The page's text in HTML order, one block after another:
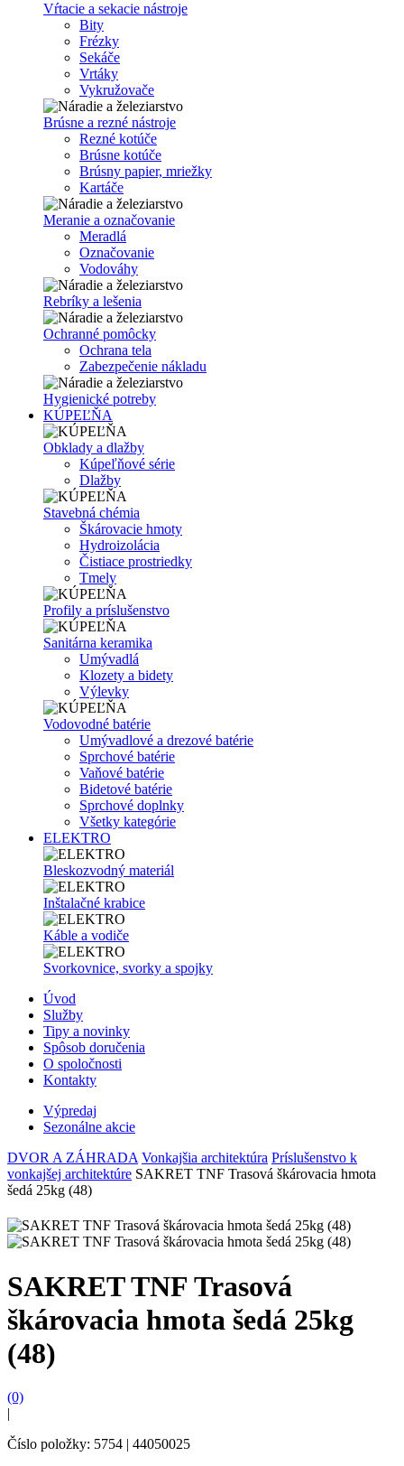
Vŕtacie a sekacie nástroje
Bity
Frézky
Sekáče
Vrtáky
Vykružovače
Brúsne a rezné nástroje
Rezné kotúče
Brúsne kotúče
Brúsny papier, mriežky
Kartáče
Meranie a označovanie
Meradlá
Označovanie
Vodováhy
Rebríky a lešenia
Ochranné pomôcky
Ochrana tela
Zabezpečenie nákladu
Hygienické potreby
KÚPEĽŇA
Obklady a dlažby
Kúpeľňové série
Dlažby
Stavebná chémia
Škárovacie hmoty
Hydroizolácia
Čistiace prostriedky
Tmely
Profily a príslušenstvo
Sanitárna keramika
Umývadlá
Klozety a bidety
Výlevky
Vodovodné batérie
Umývadlové a drezové batérie
Sprchové batérie
Vaňové batérie
Bidetové batérie
Sprchové doplnky
Všetky kategórie
ELEKTRO
Bleskozvodný materiál
Inštalačné krabice
Káble a vodiče
Svorkovnice, svorky a spojky
Úvod
Služby
Tipy a novinky
Spôsob doručenia
O spoločnosti
Kontakty
Výpredaj
Sezonálne akcie
DVOR A ZÁHRADA Vonkajšia architektúra Príslušenstvo k
vonkajšej architektúre SAKRET TNF Trasová škárovacia hmota
šedá 25kg (48)
SAKRET TNF Trasová
škárovacia hmota šedá 25kg
(48)
(0)
|
Číslo položky: 5754 | 44050025